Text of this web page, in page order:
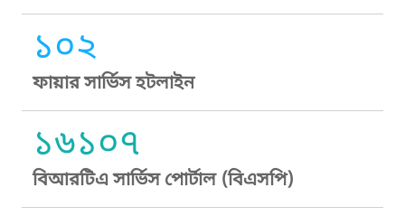
১০২
ফায়ার সার্ভিস হটলাইন
১৬১০৭
বিআরটিএ সার্ভিস পোর্টাল (বিএসপি)